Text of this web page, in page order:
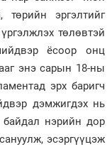
эргэлтийг
төлөвтэй
ёсоор онц
энэ сарын 18-ны
эрх баригч
дэмжигдэх нь
нэрийн дор
эсэргүүцэж